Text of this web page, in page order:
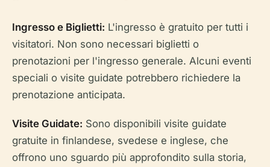
Ingresso e Biglietti: L'ingresso è gratuito per tutti i
visitatori. Non sono necessari biglietti o
prenotazioni per l'ingresso generale. Alcuni eventi
speciali o visite guidate potrebbero richiedere la
prenotazione anticipata.
Visite Guidate: Sono disponibili visite guidate
gratuite in finlandese, svedese e inglese, che
offrono uno sguardo più approfondito sulla storia,